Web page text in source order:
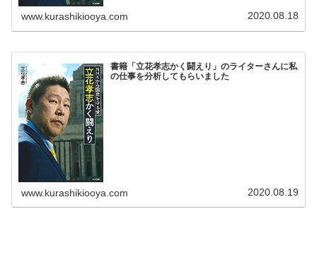
www.kurashikiooya.com 2020.08.18
書籍「立花孝志かく闘えり」のライターさんに私
の仕事を分析してもらいました
www.kurashikiooya.com 2020.08.19